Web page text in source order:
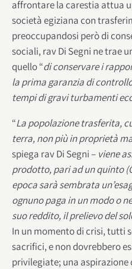
affrontare la carestia attua
società egiziana con
preoccupandosi però di
sociali, rav Di Segni ne trae
quello “di conservare i
la prima garanzia di
tempi di gravi turbamenti
“La popolazione trasferita,
terra, non più in proprietà
spiega rav Di Segni – viene
prodotto, pari ad un quinto
epoca sarà sembrata
ognuno paga in un modo o
suo reddito, il prelievo del
In un momento di crisi, tutti
sacrifici, e non dovrebbero
privilegiate; una